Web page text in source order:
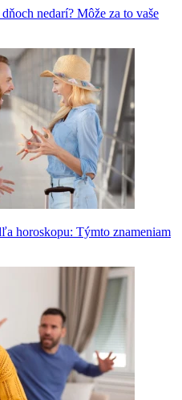
nedarí? Môže za to vaše
horoskopu: Týmto znameniam